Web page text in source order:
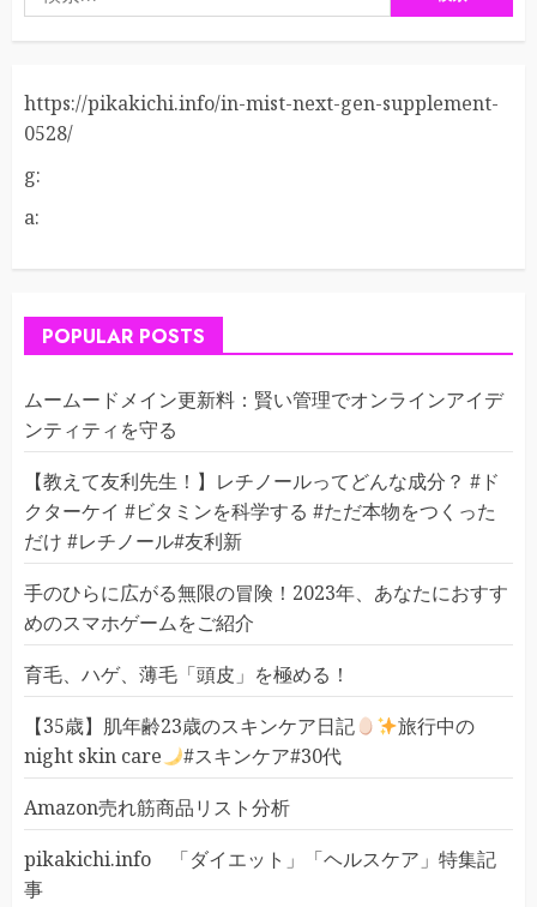
索:
https://pikakichi.info/in-mist-next-gen-supplement-
0528/
g:
a:
POPULAR POSTS
ムームードメイン更新料：賢い管理でオンラインアイデ
ンティティを守る
【教えて友利先生！】レチノールってどんな成分？ #ド
クターケイ #ビタミンを科学する #ただ本物をつくった
だけ #レチノール#友利新
手のひらに広がる無限の冒険！2023年、あなたにおすす
めのスマホゲームをご紹介
育毛、ハゲ、薄毛「頭皮」を極める！
【35歳】肌年齢23歳のスキンケア日記
旅行中の
night skin care
#スキンケア#30代
Amazon売れ筋商品リスト分析
pikakichi.info 「ダイエット」「ヘルスケア」特集記
事